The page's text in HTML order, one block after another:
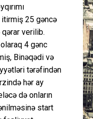
25 gəncə
qərar verilib.
4 gənc
Binəqədi və
tərəfindən
hər ay
də onların
start